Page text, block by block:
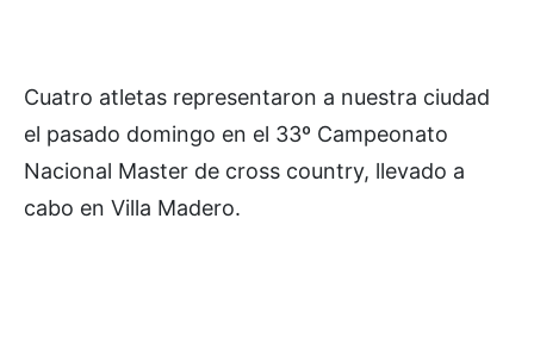
Cuatro atletas representaron a nuestra ciudad
el pasado domingo en el 33º Campeonato
Nacional Master de cross country, llevado a
cabo en Villa Madero.